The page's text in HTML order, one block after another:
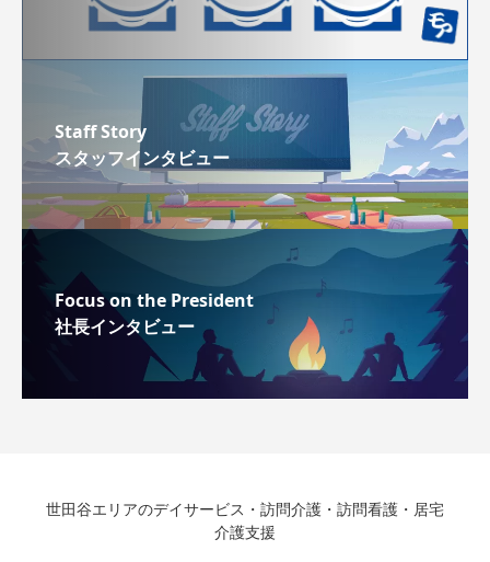
Staff Story
スタッフインタビュー
Focus on the President
社長インタビュー
世田谷エリアのデイサービス・訪問介護・訪問看護・居宅
介護支援